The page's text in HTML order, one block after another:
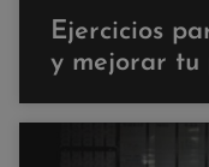
Ejercicios
y mejorar tu